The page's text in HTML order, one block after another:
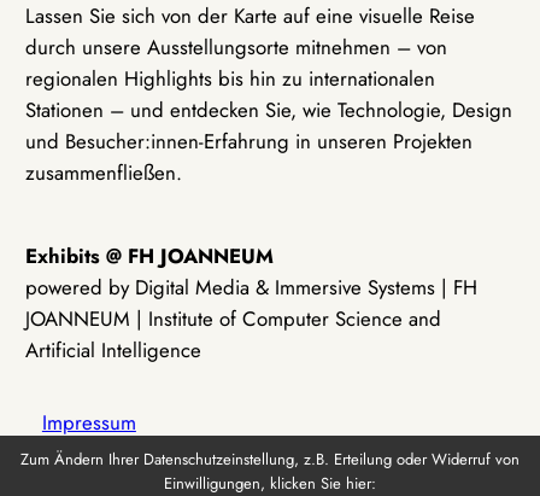
Lassen Sie sich von der Karte auf eine visuelle Reise
durch unsere Ausstellungsorte mitnehmen – von
regionalen Highlights bis hin zu internationalen
Stationen – und entdecken Sie, wie Technologie, Design
und Besucher:innen-Erfahrung in unseren Projekten
zusammenfließen.
Exhibits @ FH JOANNEUM
powered by Digital Media & Immersive Systems | FH
JOANNEUM | Institute of Computer Science and
Artificial Intelligence
Impressum
Zum Ändern Ihrer Datenschutzeinstellung, z.B. Erteilung oder Widerruf von
Einwilligungen, klicken Sie hier: